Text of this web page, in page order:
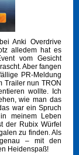
Anki Overdrive
alledem hat es
vom Gesicht
Aber fangen
PR-Meldung
Trailer nun TRON
wollte. Ich
wie man das
war ein Spruch
meinem Leben
der Rubix Würfel
zu finden. Als
– mit den
Heidenspaß!